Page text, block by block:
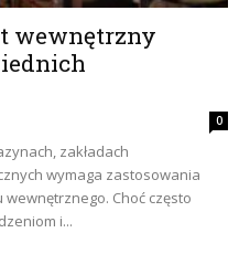
wewnętrzny
0
zakładach
wymaga zastosowania
Choć często
i...